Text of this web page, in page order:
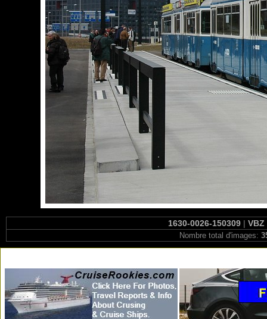
1630-0026-150309 | VBZ
Nombre total d'images: